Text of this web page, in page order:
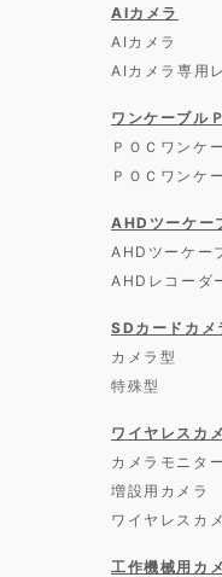
AIカメラ
AIカメラ
AIカメラ専用
ワンケーブル
ＰＯＣワンケ
ＰＯＣワンケ
AHDツーケー
AHDツーケー
AHDレコーダ
SDカードカメ
カメラ型
特殊型
ワイヤレスカ
カメラモニタ
増設用カメラ
ワイヤレスカ
工作機械用カ